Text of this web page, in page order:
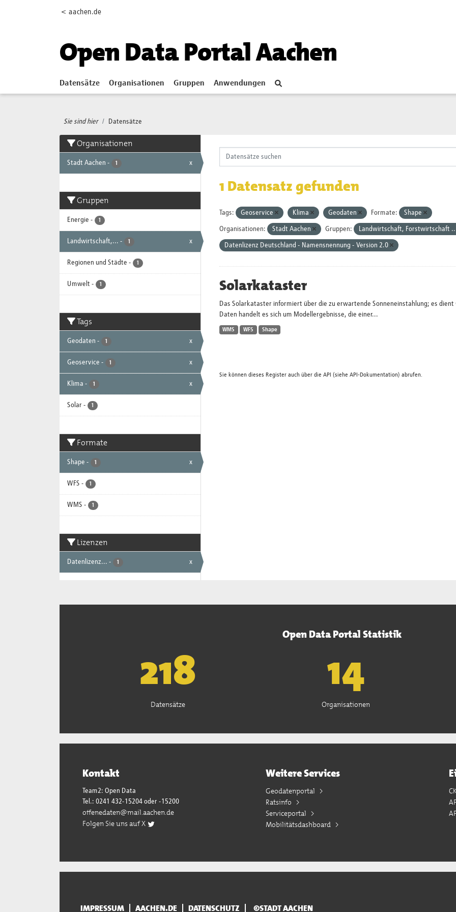
< aachen.de
Open Data Portal Aachen
Datensätze Organisationen Gruppen Anwendungen
Sie sind hier Datensätze
Organisationen
Stadt Aachen - 1 x
Gruppen
Energie - 1
Landwirtschaft,... - 1 x
Regionen und Städte - 1
Umwelt - 1
Tags
Geodaten - 1 x
Geoservice - 1 x
Klima - 1 x
Solar - 1
Formate
Shape - 1 x
WFS - 1
WMS - 1
Lizenzen
Datenlizenz... - 1 x
1 Datensatz gefunden
Tags: Geoservice Klima Geodaten Formate: Shape
Organisationen: Stadt Aachen Gruppen: Landwirtschaft, Forstwirtschaft
Datenlizenz Deutschland - Namensnennung - Version 2.0
Solarkataster
Das Solarkataster informiert über die zu erwartende Sonneneinstahlung; es
Daten handelt es sich um Modellergebnisse, die einer...
WMS WFS Shape
Sie können dieses Register auch über die API (siehe API-Dokumentation) abrufen.
Open Data Portal Statistik
221
Datensätze
15
Organisationen
Kontakt
Team2: Open Data
Tel.: 0241 432-15204 oder -15200
offenedaten@mail.aachen.de
Folgen Sie uns auf X
Weitere Services
Geodatenportal
Ratsinfo
Serviceportal
Mobilitätsdashboard
IMPRESSUM AACHEN.DE DATENSCHUTZ ©STADT AACHEN